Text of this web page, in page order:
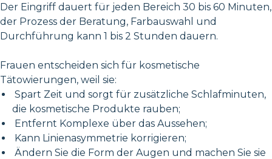
Der Eingriff dauert für jeden Bereich 30 bis 60 Minuten,
der Prozess der Beratung, Farbauswahl und
Durchführung kann 1 bis 2 Stunden dauern.
Frauen entscheiden sich für kosmetische
Tätowierungen, weil sie:
Spart Zeit und sorgt für zusätzliche Schlafminuten,
die kosmetische Produkte rauben;
Entfernt Komplexe über das Aussehen;
Kann Linienasymmetrie korrigieren;
Ändern Sie die Form der Augen und machen Sie sie